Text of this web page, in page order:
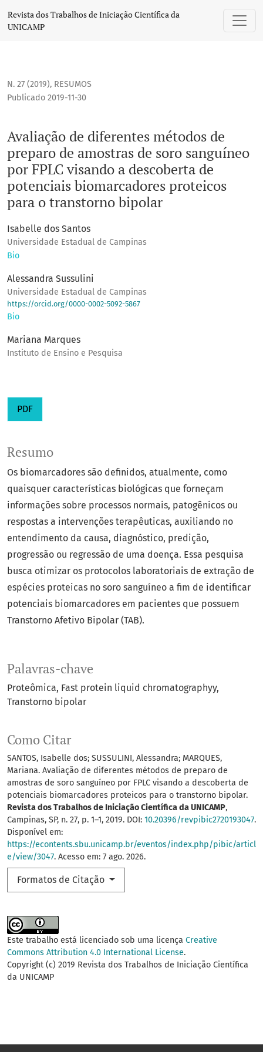
Avaliação de diferentes métodos de preparo de amostras
Revista dos Trabalhos de Iniciação Científica da
UNICAMP
N. 27 (2019), RESUMOS
Avaliação de diferentes métodos de
preparo de amostras de soro sanguíneo
por FPLC visando a descoberta de
potenciais biomarcadores proteicos
para o transtorno bipolar
Publicado 2019-11-30
Isabelle dos Santos
Universidade Estadual de Campinas
Bio
Alessandra Sussulini
Universidade Estadual de Campinas
https://orcid.org/0000-0002-5092-5867
Bio
Mariana Marques
Instituto de Ensino e Pesquisa
PDF
Palavras-chave
Proteômica Fast protein liquid chromatographyy
Transtorno bipolar
Como Citar
SANTOS, Isabelle dos; SUSSULINI, Alessandra; MARQUES,
Mariana. Avaliação de diferentes métodos de preparo de
amostras de soro sanguíneo por FPLC visando a descoberta de
potenciais biomarcadores proteicos para o transtorno bipolar.
Revista dos Trabalhos de Iniciação Científica da UNICAMP,
Campinas, SP, n. 27, p. 1–1, 2019. DOI: 10.20396/revpibic2720193047.
Disponível em:
https://econtents.sbu.unicamp.br/eventos/index.php/pibic/articl
e/view/3047. Acesso em: 7 ago. 2026.
Formatos de Citação
Resumo
Os biomarcadores são definidos, atualmente, como
quaisquer características biológicas que forneçam
informações sobre processos normais, patogênicos ou
respostas a intervenções terapêuticas, auxiliando no
entendimento da causa, diagnóstico, predição,
progressão ou regressão de uma doença. Essa pesquisa
busca otimizar os protocolos laboratoriais de extração de
espécies proteicas no soro sanguíneo a fim de identificar
potenciais biomarcadores em pacientes que possuem
Transtorno Afetivo Bipolar (TAB).
Este trabalho está licenciado sob uma licença Creative
Commons Attribution 4.0 International License.
Copyright (c) 2019 Revista dos Trabalhos de Iniciação Científica
da UNICAMP